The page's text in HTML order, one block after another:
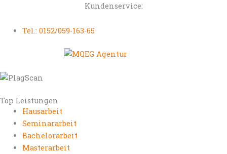
Kundenservice:
Tel.: 0152/059-163-65
Top Leistungen
Hausarbeit
Seminararbeit
Bachelorarbeit
Masterarbeit